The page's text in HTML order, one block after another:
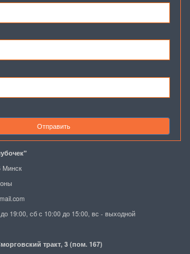
Отправить
Минск
19:00, сб с 10:00 до 15:00, вс - выходной
тракт, 3 (пом. 167)